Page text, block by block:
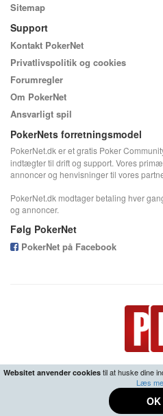
Sitemap
Support
Kontakt PokerNet
Privatlivspolitik og cookies
Forumregler
Om PokerNet
Ansvarligt spil
PokerNets forretningsmodel
PokerNet.dk er et gratis Poker
indtægter til drift og support. Vores
annoncer og henvisninger til vores
PokerNet.dk modtager betaling hver
og annoncer.
Følg PokerNet
PokerNet på Facebook
18+ | Ansvarligt spil -Center for
© 2026 PokerNet.dk
Websitet anvender cookies til at huske dine
Læs
OK